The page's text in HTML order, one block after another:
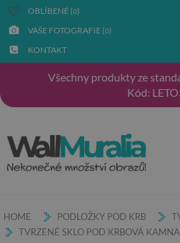
OBLÍBENÉ (0)
VAŠE FOTOGRAFIE (0)
KONTAKT
Všechny produkty ze
Kód:
HOME PODLOŽKY POD KRB
TVRZENÉ SKLO POD KRBOVÁ